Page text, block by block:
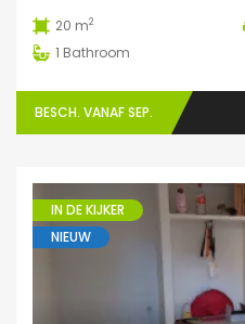
20 m2
1 Bathroom
BESCH. VANAF SEP.
IN DE KIJKER
NIEUW